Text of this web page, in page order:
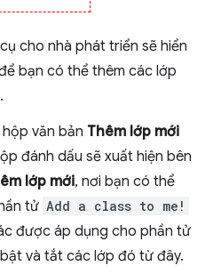
cho nhà phát triển sẽ hiển
bạn có thể thêm các lớp
văn bản Thêm lớp mới
đánh dấu sẽ xuất hiện bên
lớp mới, nơi bạn có thể
tử Add a class to me!
được áp dụng cho phần tử
và tắt các lớp đó từ đây.